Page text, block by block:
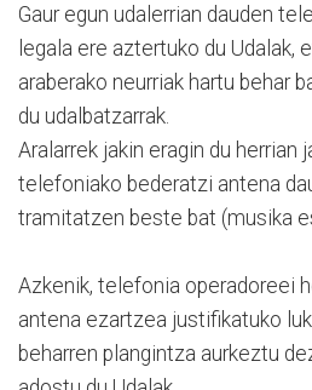
Gaur egun udalerrian dauden
legala ere aztertuko du Udalak,
araberako neurriak hartu behar
du udalbatzarrak.
Aralarrek jakin eragin du herrian
telefoniako bederatzi antena
tramitatzen beste bat (musika
Azkenik, telefonia operadoreei
antena ezartzea justifikatuko
beharren plangintza aurkeztu